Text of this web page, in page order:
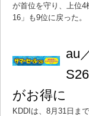
が首位を守り、上位
16」も9位に戻った。
au
がお得に
KDDIは、8月31日ま